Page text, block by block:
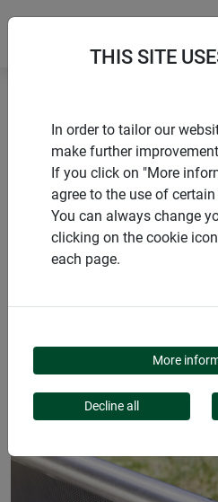
Accueil Accessoires
PRODUITS
COLLIER DE
THIS SITE
In order to tailor our
make further
If you click on "More
agree to the use of
You can always change
clicking on the cookie
each page.
More
Decline all